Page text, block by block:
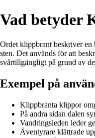
Vad betyder
Ordet klippbrant beskriver
sten. Det används för att
svårtillgängligt på grund av
Exempel på
Klippbranta klippor
På andra sidan dalen
Vandringsleden leder
Äventyrare klättrade